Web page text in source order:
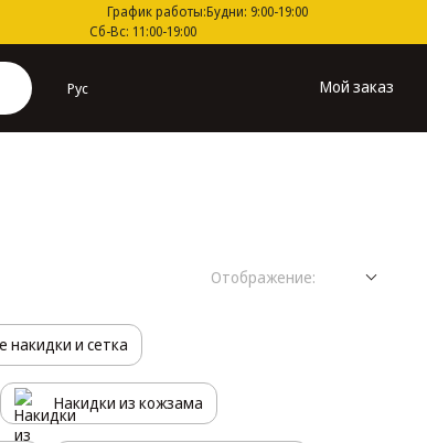
График работы:Будни: 9:00-19:00
Сб-Вс: 11:00-19:00
Рус Мой заказ
Отображение:
накидки и сетка
Накидки из кожзама